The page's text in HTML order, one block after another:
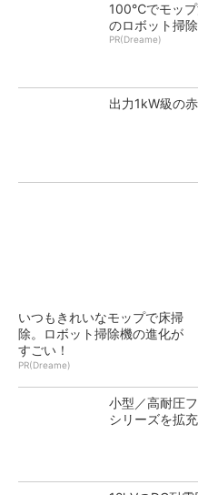
100℃でモップ
のロボット掃
PR(Dreame)
出力1kW級の
いつもきれいなモップで床掃
除。ロボット掃除機の進化が
すごい！
PR(Dreame)
小型／高耐圧
シリーズを拡充